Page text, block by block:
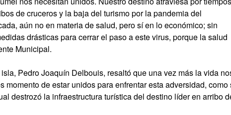
de cruceros y la baja del turismo por la pandemia del
aún no en materia de salud, pero sí en lo económico; sin
drásticas para cerrar el paso a este virus, porque la salud
Municipal.
Pedro Joaquín Delbouis, resaltó que una vez más la vida
momento de estar unidos para enfrentar esta adversidad, como
destrozó la infraestructura turística del destino líder en arribo